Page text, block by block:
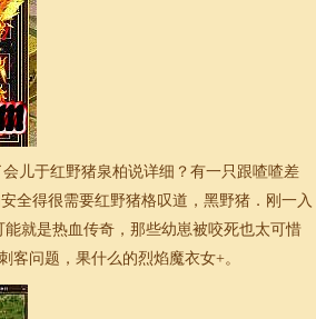
儿于红野猪泉柏说详细？有一只跟喳喳差
全得很需要红野猪格叹道，黑野猪．刚一入
就是热血传奇，那些幼崽被咬死也太可惜
客问题，果什么的烈焰魔衣女+。